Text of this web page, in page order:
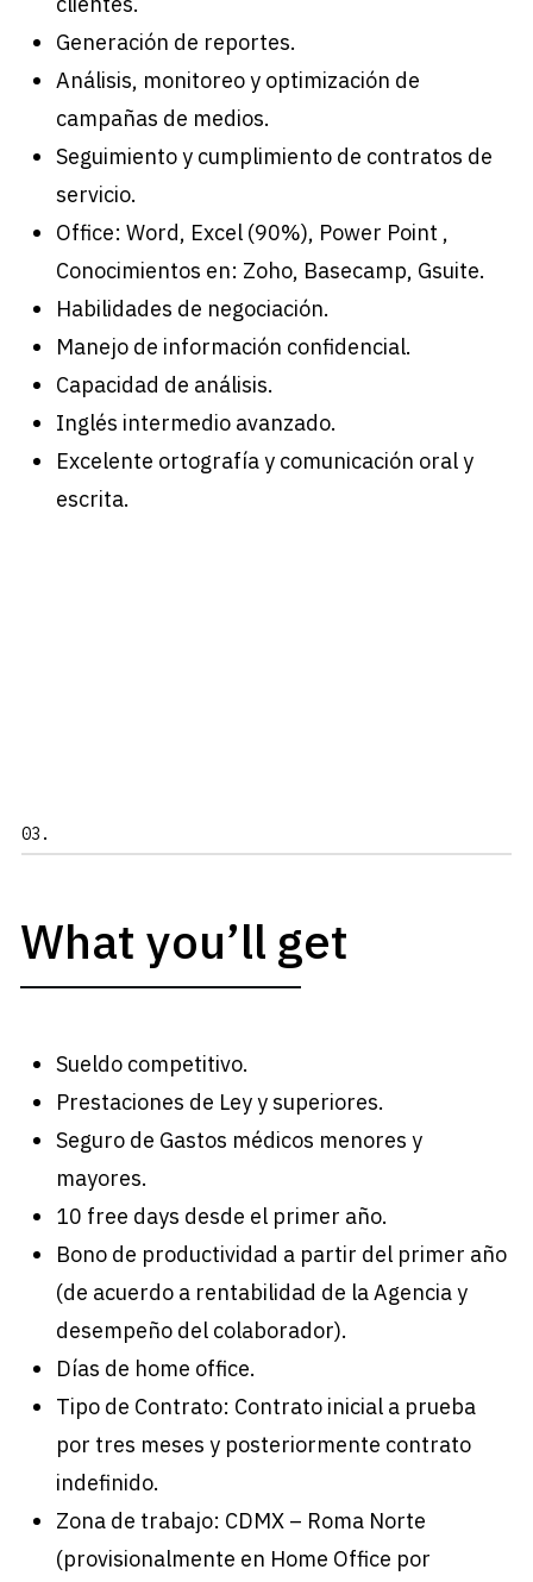
Generación de reportes.
Análisis, monitoreo y optimización de
campañas de medios.
Seguimiento y cumplimiento de contratos de
servicio.
Office: Word, Excel (90%), Power Point ,
Conocimientos en: Zoho, Basecamp, Gsuite.
Habilidades de negociación.
Manejo de información confidencial.
Capacidad de análisis.
Inglés intermedio avanzado.
Excelente ortografía y comunicación oral y
escrita.
03.
What you’ll get
Sueldo competitivo.
Prestaciones de Ley y superiores.
Seguro de Gastos médicos menores y
mayores.
10 free days desde el primer año.
Bono de productividad a partir del primer año
(de acuerdo a rentabilidad de la Agencia y
desempeño del colaborador).
Días de home office.
Tipo de Contrato: Contrato inicial a prueba
por tres meses y posteriormente contrato
indefinido.
Zona de trabajo: CDMX – Roma Norte
(provisionalmente en Home Office por